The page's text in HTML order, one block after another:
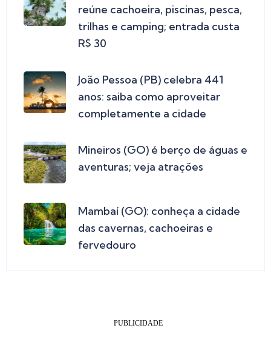
reúne cachoeira, piscinas, pesca,
trilhas e camping; entrada custa
R$ 30
João Pessoa (PB) celebra 441
anos: saiba como aproveitar
completamente a cidade
Mineiros (GO) é berço de águas e
aventuras; veja atrações
Mambaí (GO): conheça a cidade
das cavernas, cachoeiras e
fervedouro